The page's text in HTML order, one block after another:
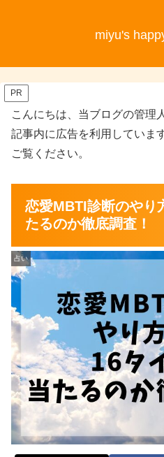
miyu's
PR
こんにちは、当ブログの管理
記事内に広告を利用していま
ご覧ください。
恋愛MBTI診断のやり
たるのか徹底調査！
占い